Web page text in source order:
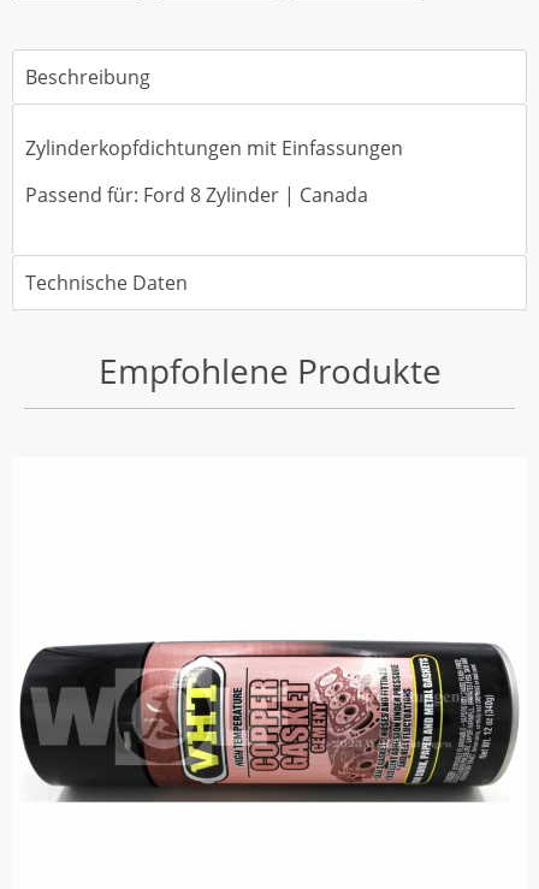
Beschreibung
Zylinderkopfdichtungen mit Einfassungen
Passend für: Ford 8 Zylinder | Canada
Technische Daten
Empfohlene Produkte